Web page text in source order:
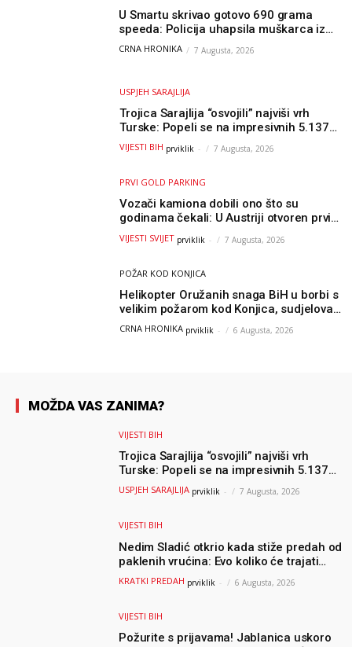
U Smartu skrivao gotovo 690 grama
speeda: Policija uhapsila muškarca iz
Hercegovine
CRNA HRONIKA 7 Augusta, 2026
USPJEH SARAJLIJA
Trojica Sarajlija “osvojili” najviši vrh
Turske: Popeli se na impresivnih 5.137
metara
VIJESTI BIH prviklik - 7 Augusta, 2026
PRVI GOLD PARKING
Vozači kamiona dobili ono što su
godinama čekali: U Austriji otvoren prvi
GOLD sigurni parking
VIJESTI SVIJET prviklik - 7 Augusta, 2026
POŽAR KOD KONJICA
Helikopter Oružanih snaga BiH u borbi s
velikim požarom kod Konjica, sudjelovao
i Air Tractor
CRNA HRONIKA prviklik - 6 Augusta, 2026
MOŽDA VAS ZANIMA?
VIJESTI BIH
Trojica Sarajlija “osvojili” najviši vrh
Turske: Popeli se na impresivnih 5.137
metara
USPJEH SARAJLIJA prviklik - 7 Augusta, 2026
VIJESTI BIH
Nedim Sladić otkrio kada stiže predah od
paklenih vrućina: Evo koliko će trajati
osvježenje u BiH
KRATKI PREDAH prviklik - 6 Augusta, 2026
VIJESTI BIH
Požurite s prijavama! Jablanica uskoro